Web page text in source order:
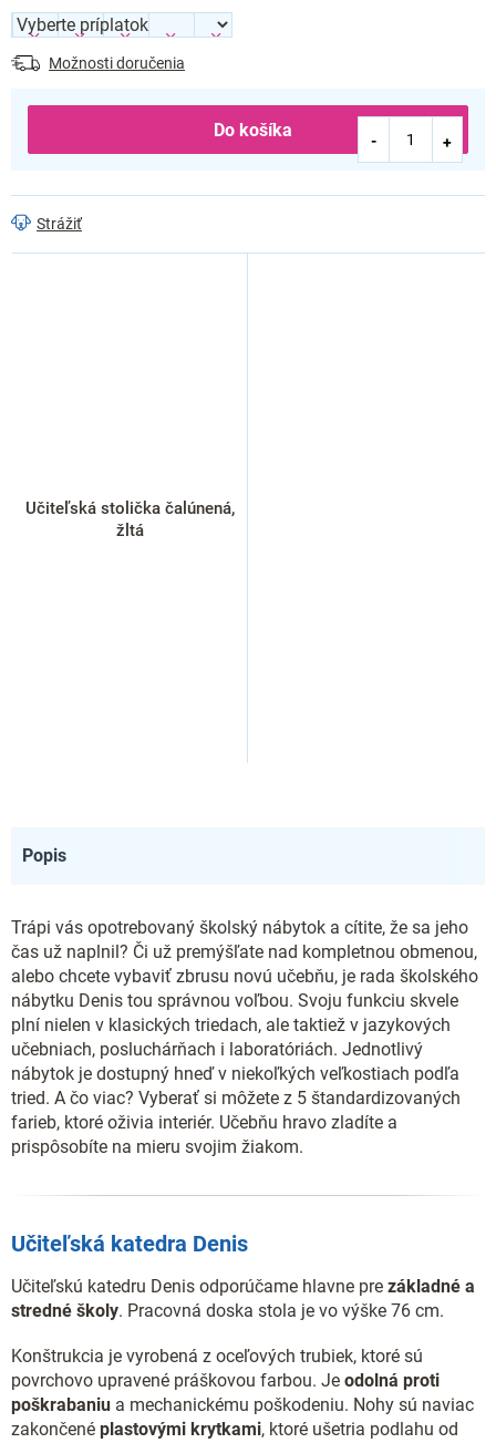
Možnosti doručenia
Do košíka
Strážiť
Učiteľská stolička čalúnená,
žltá
Popis
Trápi vás opotrebovaný školský nábytok a cítite, že sa jeho
čas už naplnil? Či už premýšľate nad kompletnou obmenou,
alebo chcete vybaviť zbrusu novú učebňu, je rada školského
nábytku Denis tou správnou voľbou. Svoju funkciu skvele
plní nielen v klasických triedach, ale taktiež v jazykových
učebniach, posluchárňach i laboratóriách. Jednotlivý
nábytok je dostupný hneď v niekoľkých veľkostiach podľa
tried. A čo viac? Vyberať si môžete z 5 štandardizovaných
farieb, ktoré oživia interiér. Učebňu hravo zladíte a
prispôsobíte na mieru svojim žiakom.
Učiteľská katedra Denis
Učiteľskú katedru Denis odporúčame hlavne pre základné a
stredné školy. Pracovná doska stola je vo výške 76 cm.
Konštrukcia je vyrobená z oceľových trubiek, ktoré sú
povrchovo upravené práškovou farbou. Je odolná proti
poškrabaniu a mechanickému poškodeniu. Nohy sú naviac
zakončené plastovými krytkami, ktoré ušetria podlahu od